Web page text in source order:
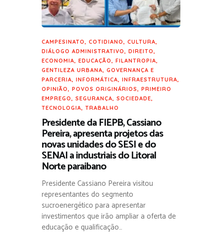
CAMPESINATO, COTIDIANO, CULTURA,
DIÁLOGO ADMINISTRATIVO, DIREITO,
ECONOMIA, EDUCAÇÃO, FILANTROPIA,
GENTILEZA URBANA, GOVERNANÇA E
PARCERIA, INFORMÁTICA, INFRAESTRUTURA,
OPINIÃO, POVOS ORIGINÁRIOS, PRIMEIRO
EMPREGO, SEGURANÇA, SOCIEDADE,
TECNOLOGIA, TRABALHO
Presidente da FIEPB, Cassiano
Pereira, apresenta projetos das
novas unidades do SESI e do
SENAI a industriais do Litoral
Norte paraibano
Presidente Cassiano Pereira visitou
representantes do segmento
sucroenergético para apresentar
investimentos que irão ampliar a oferta de
educação e qualificação…